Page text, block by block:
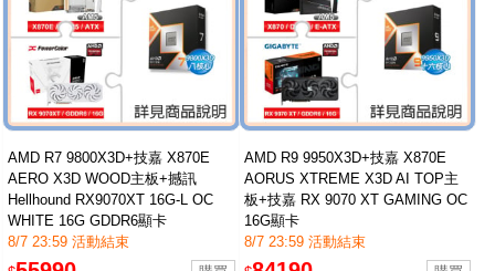
AMD R7 9800X3D+技嘉 X870E
AERO X3D WOOD主板+撼訊
Hellhound RX9070XT 16G-L OC
WHITE 16G GDDR6顯卡
8/7 23:59 活動結束
AMD R9 9950X3D+技嘉 X870E
AORUS XTREME X3D AI TOP主
板+技嘉 RX 9070 XT GAMING OC
16G顯卡
8/7 23:59 活動結束